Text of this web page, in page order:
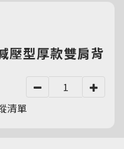
壓型厚款雙肩背
清單